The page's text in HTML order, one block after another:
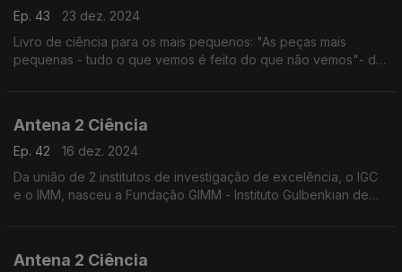
Ep. 43
23 dez. 2024
Livro de ciência para os mais pequenos: "As peças mais
pequenas - tudo o que vemos é feito do que não vemos"- de
Antena 2 Ciência
Ep. 42
16 dez. 2024
Da união de 2 institutos de investigação de excelência, o IGC
e o IMM, nasceu a Fundação GIMM - Instituto Gulbenkian de
Antena 2 Ciência